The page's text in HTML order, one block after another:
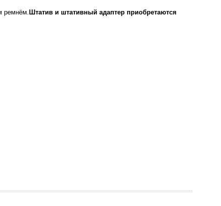
ремнём. Штатив и штативный адаптер приобретаются